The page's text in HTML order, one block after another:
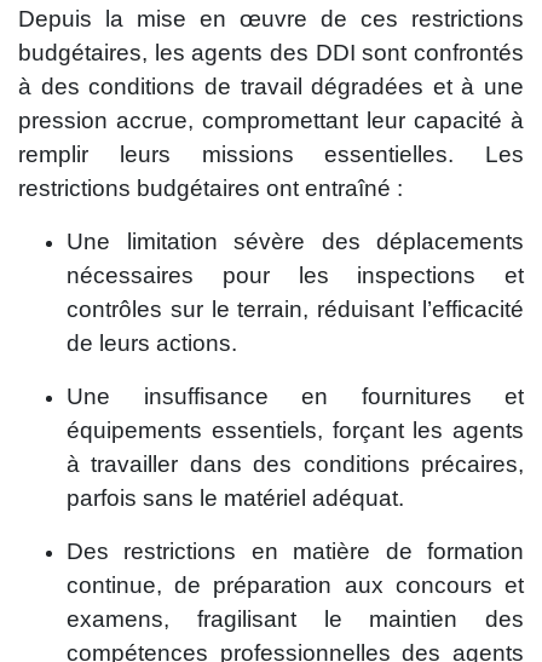
Depuis la mise en œuvre de ces restrictions
budgétaires, les agents des DDI sont confrontés
à des conditions de travail dégradées et à une
pression accrue, compromettant leur capacité à
remplir leurs missions essentielles. Les
restrictions budgétaires ont entraîné :
Une limitation sévère des déplacements
nécessaires pour les inspections et
contrôles sur le terrain, réduisant l’efficacité
de leurs actions.
Une insuffisance en fournitures et
équipements essentiels, forçant les agents
à travailler dans des conditions précaires,
parfois sans le matériel adéquat.
Des restrictions en matière de formation
continue, de préparation aux concours et
examens, fragilisant le maintien des
compétences professionnelles des agents